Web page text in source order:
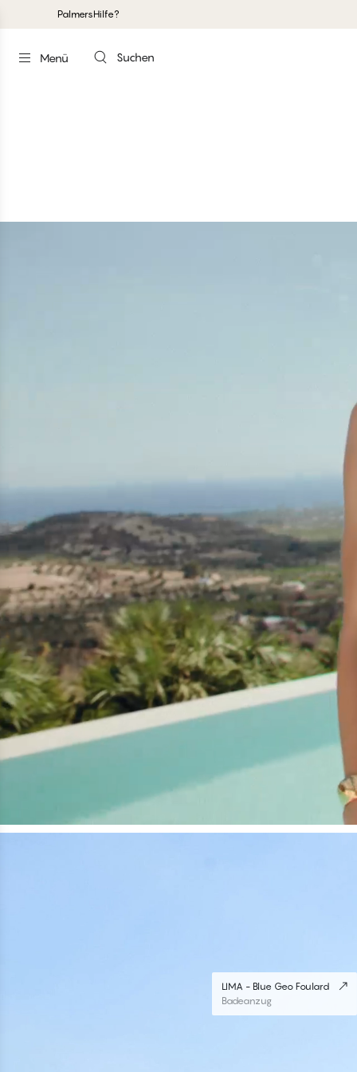
PalmersHilfe?
Menü Suchen
#30
LIMA - Blue Geo Foulard
Badeanzug